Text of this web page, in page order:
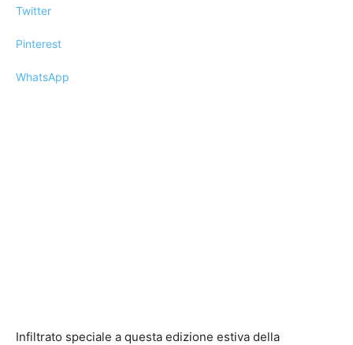
Twitter
Pinterest
WhatsApp
Infiltrato speciale a questa edizione estiva della